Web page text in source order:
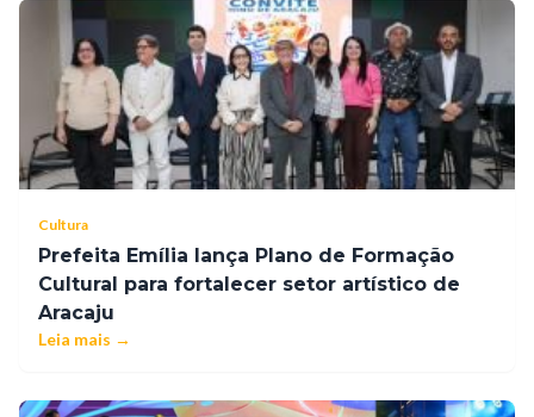
Cultura
Prefeita Emília lança Plano de Formação
Cultural para fortalecer setor artístico de
Aracaju
Leia mais →